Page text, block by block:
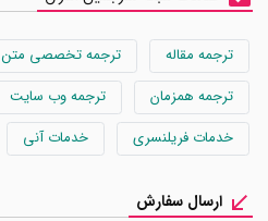
ترجمه مقاله ترجمه تخصصی متن
ترجمه همزمان
ترجمه وب سایت
خدمات فریلنسری
خدمات آنی
ارسال سفارش